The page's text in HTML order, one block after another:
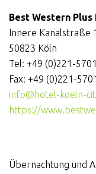
Best Western
Innere Kanalstraße
50823 Köln
Tel: +49 (0)221-
Fax: +49 (0)221-
info@hotel-koeln-
https://
Übernachtung und